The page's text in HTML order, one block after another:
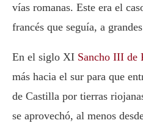
vías romanas. Este era el
francés que seguía, a
En el siglo XI Sancho III de
más hacia el sur para que
de Castilla por tierras
se aprovechó, al menos